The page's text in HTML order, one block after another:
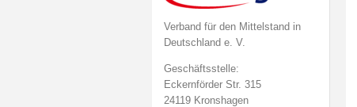
Verband für den Mittelstand in
Deutschland e. V.
Geschäftsstelle:
Eckernförder Str. 315
24119 Kronshagen